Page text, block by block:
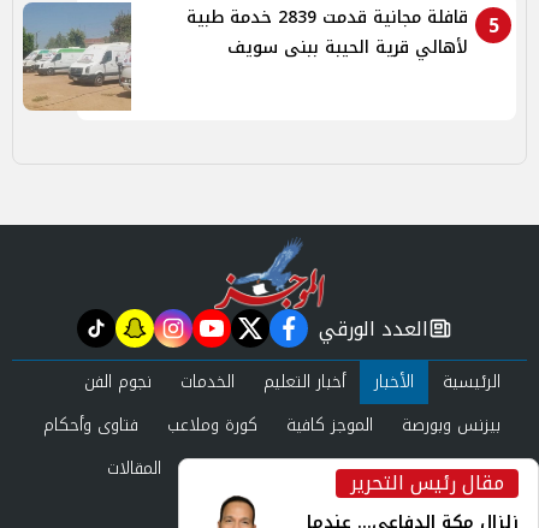
5
قافلة مجانية قدمت 2839 خدمة طبية
لأهالي قرية الحيبة ببنى سويف
مقال رئيس التحرير
newspaper
العدد الورقي facebook
twitter
youtube
instagram
snapchat
tiktok
الرئيسية الأخبار أخبار التعليم الخدمات
نجوم الفن
بيزنس وبورصة
الموجز كافية كورة وملاعب
فتاوى وأحكام
صحة وجمال
عرب وعالم حوادث ومحاكم
المقالات
العدد الورقي